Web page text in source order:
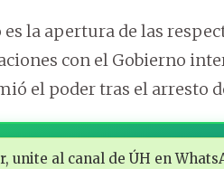
la apertura de las
con el Gobierno
el poder tras el arresto
unite al canal de ÚH en